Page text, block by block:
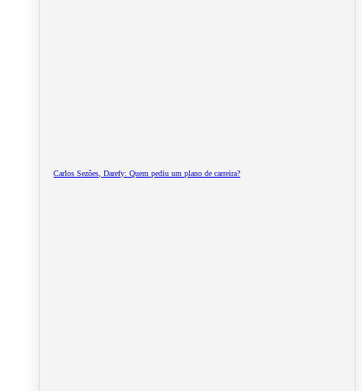
Carlos Sezões, Darefy: Quem pediu um plano de carreira?